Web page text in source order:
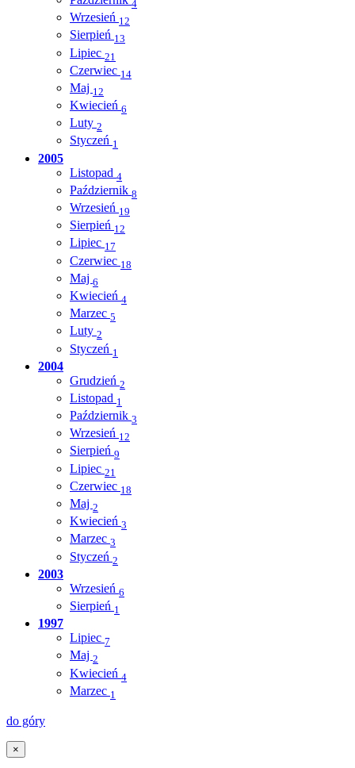
4
Wrzesień 12
Sierpień 13
Lipiec 21
Czerwiec 14
Maj 12
Kwiecień 6
Luty 2
Styczeń 1
2005
Listopad 4
Październik 8
Wrzesień 19
Sierpień 12
Lipiec 17
Czerwiec 18
Maj 6
Kwiecień 4
Marzec 5
Luty 2
Styczeń 1
2004
Grudzień 2
Listopad 1
Październik 3
Wrzesień 12
Sierpień 9
Lipiec 21
Czerwiec 18
Maj 2
Kwiecień 3
Marzec 3
Styczeń 2
2003
Wrzesień 6
Sierpień 1
1997
Lipiec 7
Maj 2
Kwiecień 4
Marzec 1
do góry
×